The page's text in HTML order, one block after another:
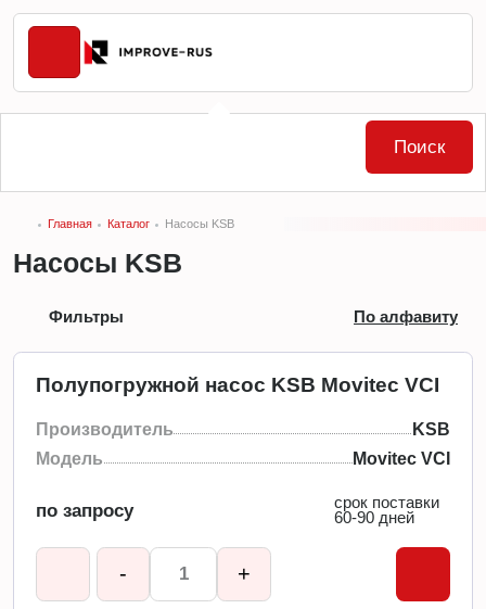
Главная Каталог Насосы KSB
Насосы KSB
Фильтры По алфавиту
Полупогружной насос KSB Movitec VCI
Производитель
KSB
Модель
Movitec VCI
по запросу
срок поставки
60-90 дней
- +
Поиск